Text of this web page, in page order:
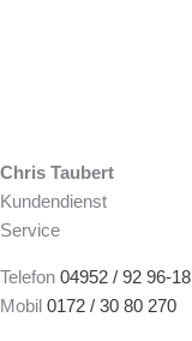
Chris Taubert
Kundendienst
Service
Telefon 04952 / 92 96-18
Mobil 0172 / 30 80 270